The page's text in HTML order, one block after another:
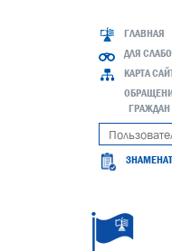
ГЛАВНАЯ
ДЛЯ
КАРТА
ГРАЖДАН